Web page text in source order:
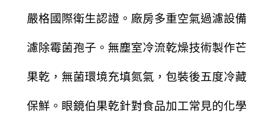
嚴格國際衛生認證。廠房多重空氣過濾設備
濾除霉菌孢子。無塵室冷流乾燥技術製作芒
果乾，無菌環境充填氮氣，包裝後五度冷藏
保鮮。眼鏡伯果乾針對食品加工常見的化學